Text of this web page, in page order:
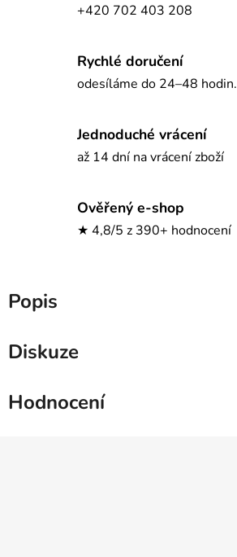
+420 702 403 208
Rychlé doručení
odesíláme do 24–48 hodin.
Jednoduché vrácení
až 14 dní na vrácení zboží
Ověřený e-shop
★ 4,8/5 z 390+ hodnocení
Popis
Diskuze
Hodnocení